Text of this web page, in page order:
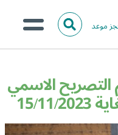
موعد ا
ل
ث
التصريح الاسمي